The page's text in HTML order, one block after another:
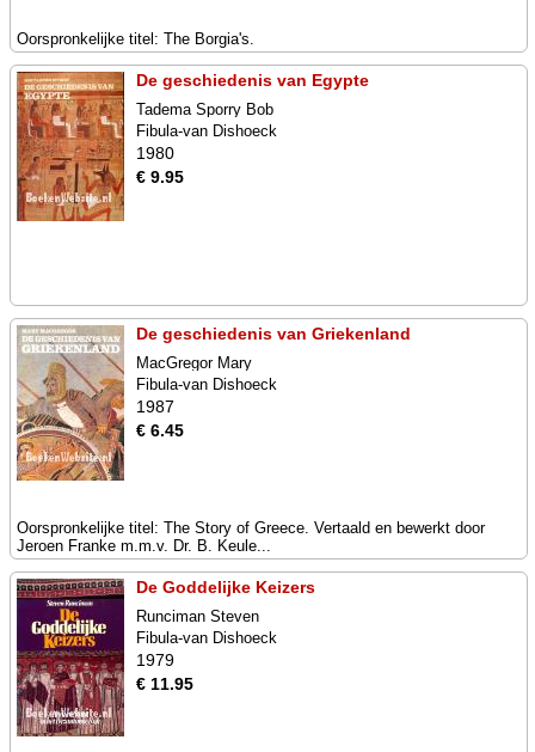
Oorspronkelijke titel: The Borgia's.
De geschiedenis van Egypte
Tadema Sporry Bob
Fibula-van Dishoeck
1980
€ 9.95
De geschiedenis van Griekenland
MacGregor Mary
Fibula-van Dishoeck
1987
€ 6.45
Oorspronkelijke titel: The Story of Greece. Vertaald en bewerkt door
Jeroen Franke m.m.v. Dr. B. Keule...
De Goddelijke Keizers
Runciman Steven
Fibula-van Dishoeck
1979
€ 11.95